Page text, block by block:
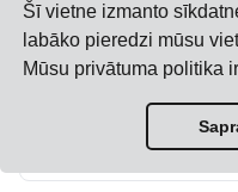
Šī vietne izmanto
labāko pieredzi mūsu
Mūsu privātuma politika
Sarežģītapiemaksu
Basic